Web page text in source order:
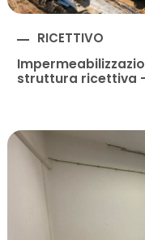
RICETTIVO
struttura ricettiva